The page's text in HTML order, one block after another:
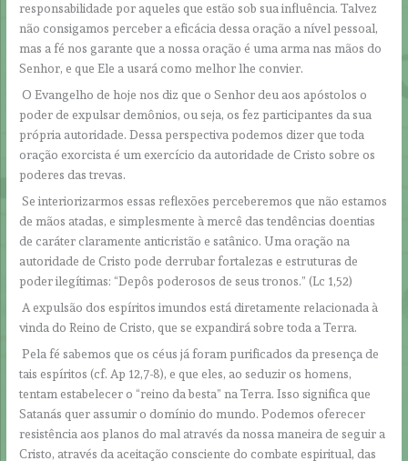
responsabilidade por aqueles que estão sob sua influência. Talvez
não consigamos perceber a eficácia dessa oração a nível pessoal,
mas a fé nos garante que a nossa oração é uma arma nas mãos do
Senhor, e que Ele a usará como melhor lhe convier.
O Evangelho de hoje nos diz que o Senhor deu aos apóstolos o
poder de expulsar demônios, ou seja, os fez participantes da sua
própria autoridade. Dessa perspectiva podemos dizer que toda
oração exorcista é um exercício da autoridade de Cristo sobre os
poderes das trevas.
Se interiorizarmos essas reflexões perceberemos que não estamos
de mãos atadas, e simplesmente à mercê das tendências doentias
de caráter claramente anticristão e satânico. Uma oração na
autoridade de Cristo pode derrubar fortalezas e estruturas de
poder ilegítimas: “Depôs poderosos de seus tronos.” (Lc 1,52)
A expulsão dos espíritos imundos está diretamente relacionada à
vinda do Reino de Cristo, que se expandirá sobre toda a Terra.
Pela fé sabemos que os céus já foram purificados da presença de
tais espíritos (cf. Ap 12,7-8), e que eles, ao seduzir os homens,
tentam estabelecer o “reino da besta” na Terra. Isso significa que
Satanás quer assumir o domínio do mundo. Podemos oferecer
resistência aos planos do mal através da nossa maneira de seguir a
Cristo, através da aceitação consciente do combate espiritual, das